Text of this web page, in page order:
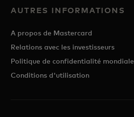
AUTRES INFORMATIONS
A propos de Mastercard
Relations avec les investisseurs
Politique de confidentialité mondiale
Conditions d'utilisation